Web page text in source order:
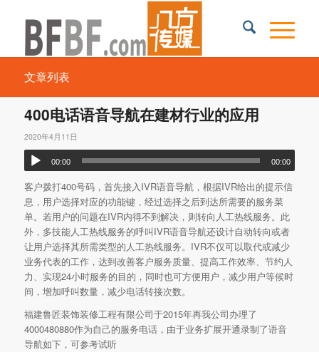
文章列表
400电话语音导航在建材行业的应用
2020年4月11日
00:00 00:00
客户拨打400号码，首先接入IVR语音导航，根据IVR给出的提示信
息，用户选择对应的功能键，经过选择之后到达所需要的服务菜
单。若用户的问题在IVR内得不到解决，则转向人工热线服务。此
外，多技能人工热线服务的呼叫IVR语音导航还设计自动转向或者
让用户选择其所需类型的人工热线服务。IVR不仅可以取代或减少
业务代表的工作，达到改善客户服务质量、提高工作效率、节约人
力、实现24小时服务的目的，同时也可方便用户，减少用户等候时
间，增加呼叫数量，减少电话转接次数。
福建鲁匠装饰装修工程有限公司于2015年再我公司办理了
4000480880作为自己的服务电话，由于业务扩展开通录制了语音
导航如下，可参考试听